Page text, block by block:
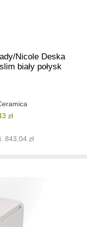
Nicole Deska
biały połysk
zł
843,04 zł